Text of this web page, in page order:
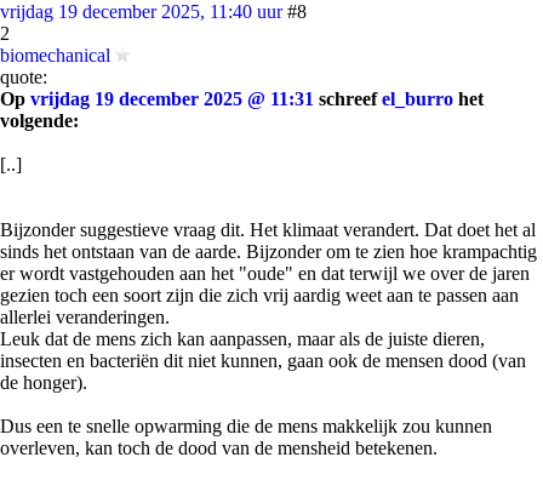
vrijdag 19 december 2025, 11:40 uur #8
2
biomechanical
quote:
Op vrijdag 19 december 2025 @ 11:31 schreefel_burro het
volgende:
[..]
Bijzonder suggestieve vraag dit. Het klimaat verandert. Dat doet het al
sinds het ontstaan van de aarde. Bijzonder om te zien hoe krampachtig
er wordt vastgehouden aan het "oude" en dat terwijl we over de jaren
gezien toch een soort zijn die zich vrij aardig weet aan te passen aan
allerlei veranderingen.
Leuk dat de mens zich kan aanpassen, maar als de juiste dieren,
insecten en bacteriën dit niet kunnen, gaan ook de mensen dood (van
de honger).
Dus een te snelle opwarming die de mens makkelijk zou kunnen
overleven, kan toch de dood van de mensheid betekenen.